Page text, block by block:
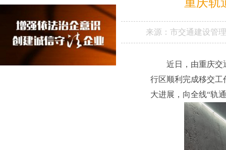
来源： 市交通建设管
近日，由重庆交
行区顺利完成移交工
大进展，向全线“轨